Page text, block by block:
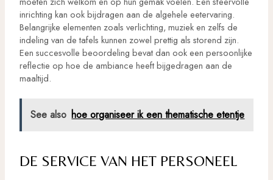
inrichting kan ook bijdragen aan de algehele eetervaring.
Belangrijke elementen zoals verlichting, muziek en zelfs de
indeling van de tafels kunnen zowel prettig als storend zijn.
Een succesvolle beoordeling bevat dan ook een persoonlijke
reflectie op hoe de ambiance heeft bijgedragen aan de
maaltijd.
See also hoe organiseer ik een thematische etentje
DE SERVICE VAN HET PERSONEEL